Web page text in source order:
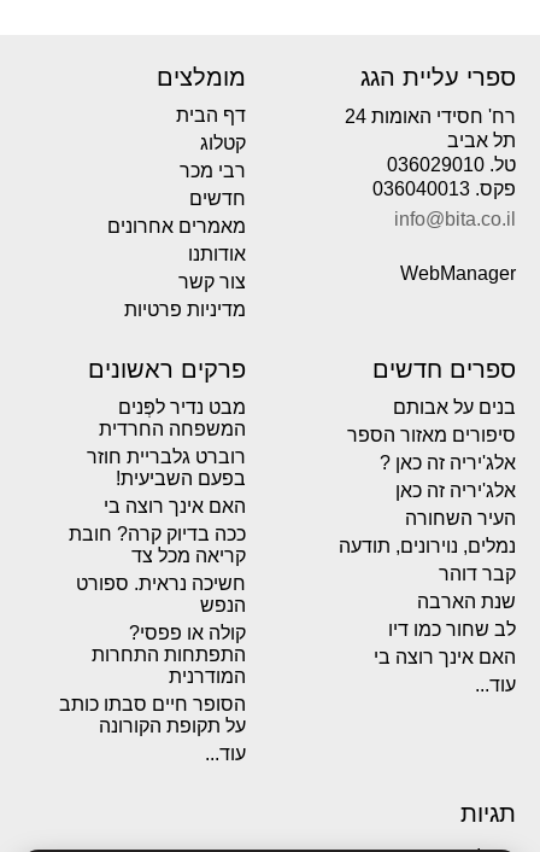
ספרי עליית הגג
רח' חסידי האומות 24
תל אביב
טל. 036029010
פקס. 036040013
info@bita.co.il
WebManager
מומלצים
דף הבית
קטלוג
רבי מכר
חדשים
מאמרים אחרונים
אודותנו
צור קשר
מדיניות פרטיות
ספרים חדשים
בנים על אבותם
סיפורים מאזור הספר
אלג'יריה זה כאן ?
אלג'יריה זה כאן
העיר השחורה
נמלים, נוירונים, תודעה
קבר דוהר
שנת הארבה
לב שחור כמו דיו
האם אינך רוצה בי
עוד...
פרקים ראשונים
מבט נדיר לפְּנים
המשפחה החרדית
רוברט גלבריית חוזר
בפעם השביעית!
האם אינך רוצה בי
ככה בדיוק קרה? חובת
קריאה מכל צד
חשיכה נראית. ספורט
הנפש
קולה או פפסי?
התפתחות התחרות
המודרנית
הסופר חיים סבתו כותב
על תקופת הקורונה
עוד...
תגיות